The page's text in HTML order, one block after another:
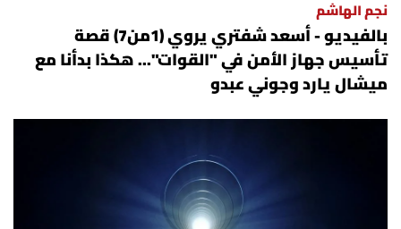
نجم الهاشم
بالفيديو - أسعد شفتري يروي (1من7) قصة
تأسيس جهاز الأمن في "القوات"... هكذا بدأنا مع
ميشال يارد وجوني عبدو